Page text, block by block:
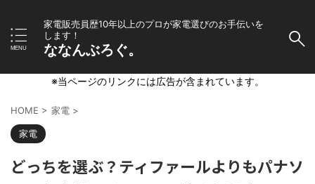
家電販売員歴10年以上のプロが家電選びのお手伝いを
します！
ななんぶろぐ。
※当ページのリンクには広告が含まれています。
HOME > 家電 >
家電
どっちを選ぶ？ティファールよりもパナソ